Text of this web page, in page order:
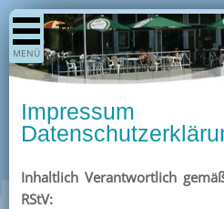
MENÜ
Shop
Aktuelles
Termine
Bilder
Inhaltlich Verantwortlich
RStV: